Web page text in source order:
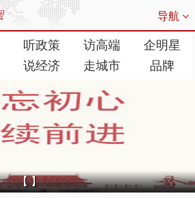
导航
听政策 访高端
企明星
说经济 走城市 品牌
【 】